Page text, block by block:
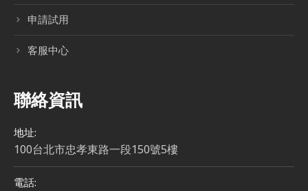
申請試用
客服中心
聯絡資訊
地址:
100台北市忠孝東路一段150號5樓
電話: